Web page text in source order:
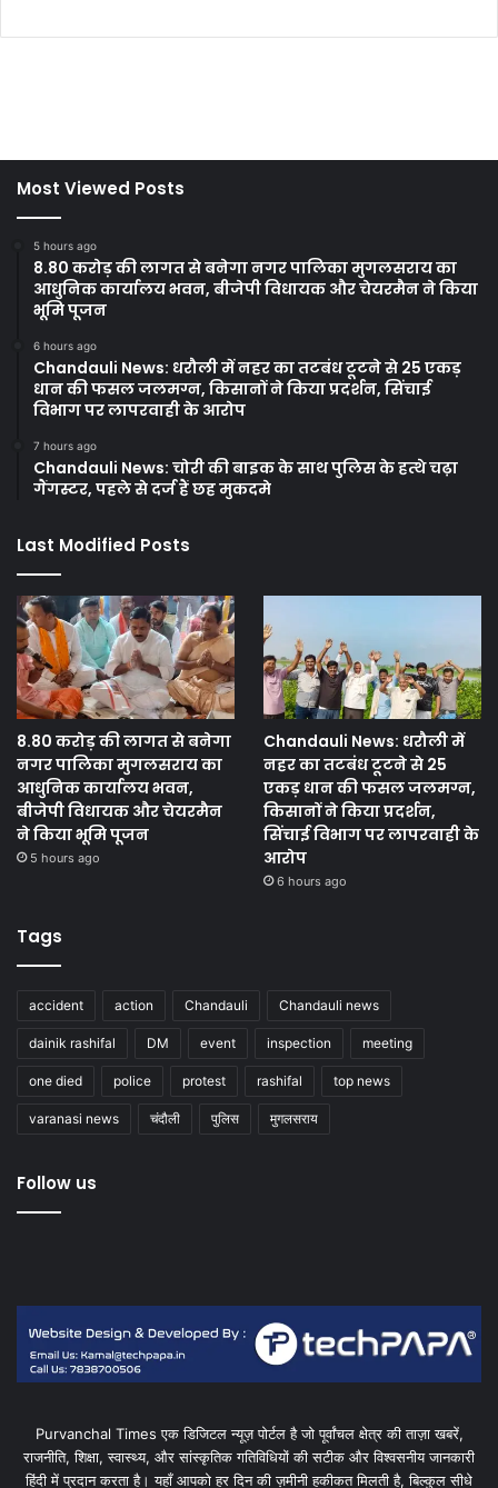
Most Viewed Posts
5 hours ago
8.80 करोड़ की लागत से बनेगा नगर पालिका मुगलसराय का
आधुनिक कार्यालय भवन, बीजेपी विधायक और चेयरमैन ने किया
भूमि पूजन
6 hours ago
Chandauli News: धरौली में नहर का तटबंध टूटने से 25 एकड़
धान की फसल जलमग्न, किसानों ने किया प्रदर्शन, सिंचाई
विभाग पर लापरवाही के आरोप
7 hours ago
Chandauli News: चोरी की बाइक के साथ पुलिस के हत्थे चढ़ा
गैंगस्टर, पहले से दर्ज हैं छह मुकदमे
Last Modified Posts
8.80 करोड़ की लागत से बनेगा
नगर पालिका मुगलसराय का
आधुनिक कार्यालय भवन,
बीजेपी विधायक और चेयरमैन
ने किया भूमि पूजन
5 hours ago
Chandauli News: धरौली में
नहर का तटबंध टूटने से 25
एकड़ धान की फसल जलमग्न,
किसानों ने किया प्रदर्शन,
सिंचाई विभाग पर लापरवाही के
आरोप
6 hours ago
Tags
accident action Chandauli Chandauli news
dainik rashifal DM event inspection meeting
one died police protest rashifal top news
varanasi news चंदौली पुलिस मुगलसराय
Follow us
Purvanchal Times एक डिजिटल न्यूज़ पोर्टल है जो पूर्वांचल क्षेत्र की ताज़ा खबरें,
राजनीति, शिक्षा, स्वास्थ्य, और सांस्कृतिक गतिविधियों की सटीक और विश्वसनीय जानकारी
हिंदी में प्रदान करता है। यहाँ आपको हर दिन की ज़मीनी हकीकत मिलती है, बिल्कुल सीधे